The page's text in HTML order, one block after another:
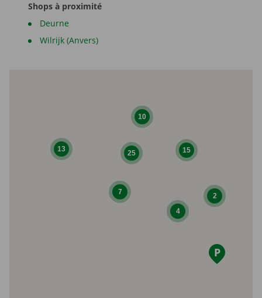
Shops à proximité
Deurne
Wilrijk (Anvers)
25 15
13
7
10
4
2